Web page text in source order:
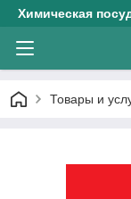
Химическая
Товары и